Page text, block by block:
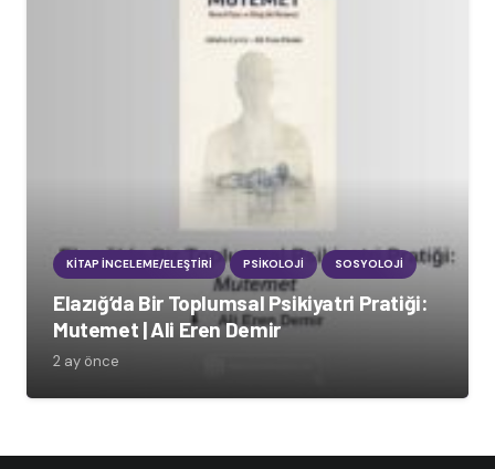
KITAP İNCELEME/ELEŞTIRI PSIKOLOJI SOSYOLOJI
Elazığ’da Bir Toplumsal Psikiyatri Pratiği:
Mutemet | Ali Eren Demir
2 ay önce